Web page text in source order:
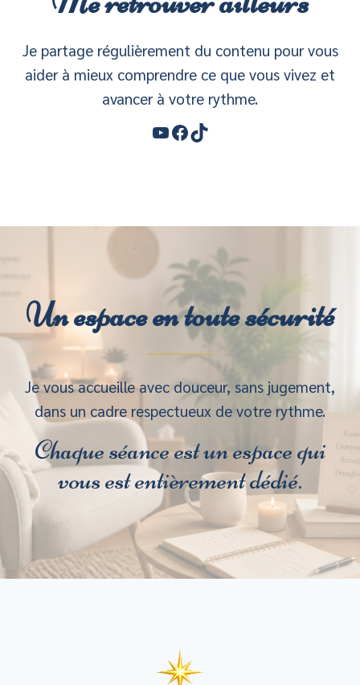
Je partage régulièrement du contenu pour vous
aider à mieux comprendre ce que vous vivez et
avancer à votre rythme.
YouTube Facebook TikTok
Un espace en toute sécurité
Je vous accueille avec douceur, sans jugement,
dans un cadre respectueux de votre rythme.
Chaque séance est un espace qui
vous est entièrement dédié.